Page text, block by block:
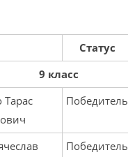
Статус
9 класс
Тарас
Победитель
Победитель